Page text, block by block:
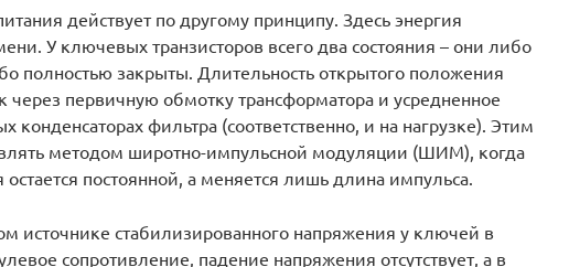
действует по другому принципу. Здесь энергия
У ключевых транзисторов всего два состояния – они либо
полностью закрыты. Длительность открытого положения
через первичную обмотку трансформатора и усредненное
конденсаторах фильтра (соответственно, и на нагрузке). Этим
методом широтно-импульсной модуляции (ШИМ), когда
остается постоянной, а меняется лишь длина импульса.
источнике стабилизированного напряжения у ключей в
сопротивление, падение напряжения отсутствует, а в